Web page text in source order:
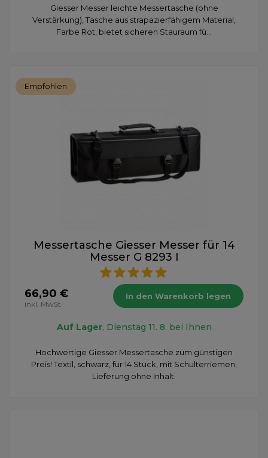
Giesser Messer leichte Messertasche (ohne
Verstärkung), Tasche aus strapazierfähigem Material,
Farbe Rot, bietet sicheren Stauraum fü...
Empfohlen
Messertasche Giesser Messer für 14
Messer G 8293 I
66,90 €
inkl. MwSt.
In den Warenkorb legen
Auf Lager, Dienstag 11. 8. bei Ihnen
Hochwertige Giesser Messertasche zum günstigen
Preis! Textil, schwarz, für 14 Stück, mit Schulterriemen,
Lieferung ohne Inhalt.